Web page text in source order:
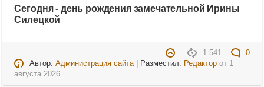
Сегодня - день рождения замечательной Ирины
Силецкой
1 541
0
Автор: Администрация сайта| Разместил: Редакторот 1
августа 2026